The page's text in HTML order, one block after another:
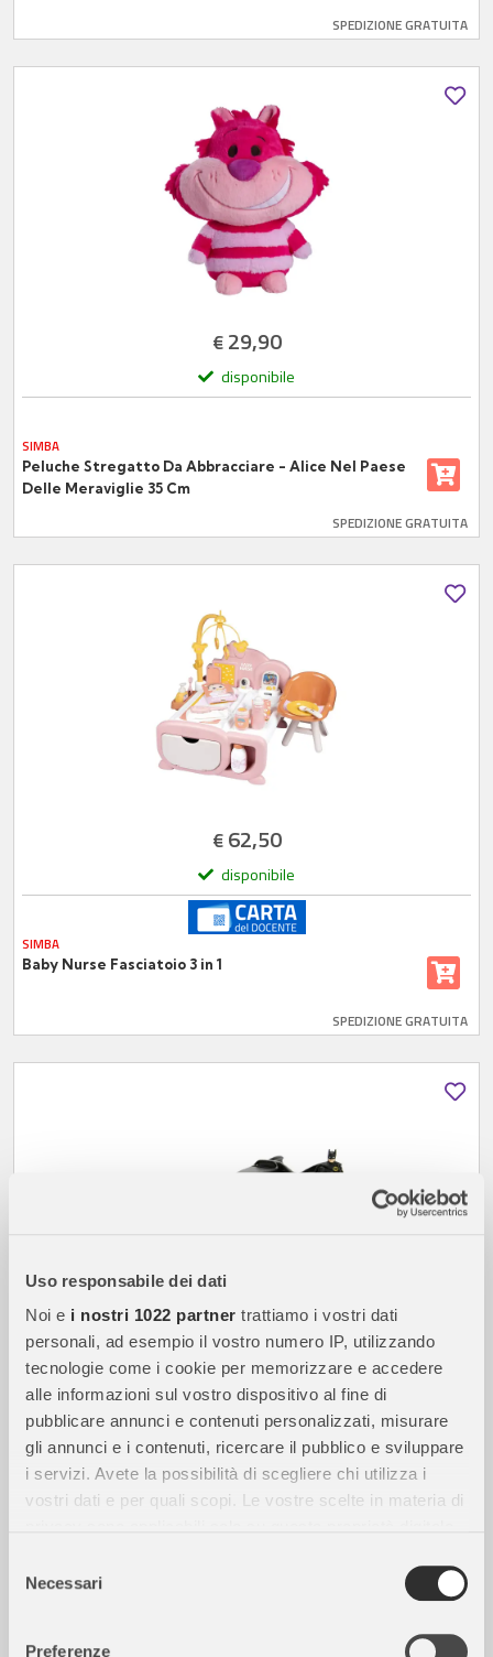
Uso responsabile dei dati
Noi e i nostri 1022 partner trattiamo i vostri dati
personali, ad esempio il vostro numero IP, utilizzando
tecnologie come i cookie per memorizzare e accedere
alle informazioni sul vostro dispositivo al fine di
pubblicare annunci e contenuti personalizzati, misurare
gli annunci e i contenuti, ricercare il pubblico e sviluppare
i servizi. Avete la possibilità di scegliere chi utilizza i
vostri dati e per quali scopi. Le vostre scelte in materia di
modificare o revocare il proprio consenso in qualsiasi
momento dalla Dichiarazione sui cookie o facendo clic
delNecessari
Preferenze
SPEDIZIONE GRATUITA
€29,90
disponibile
SIMBA
Peluche Stregatto Da Abbracciare - Alice Nel Paese
Delle Meraviglie 35 Cm
SPEDIZIONE GRATUITA
€62,50
disponibile
SIMBA
Baby Nurse Fasciatoio 3 in 1
SPEDIZIONE GRATUITA
€32,50
non disponibile
SIMBA
Auto 1:24 Batmobile del 1989 Con Personaggio